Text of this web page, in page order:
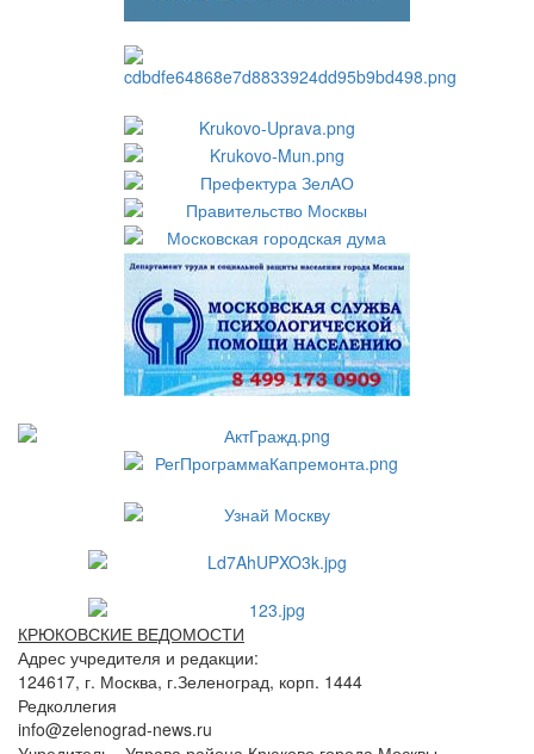
КРЮКОВСКИЕ ВЕДОМОСТИ
Адрес учредителя и редакции:
124617, г. Москва, г.Зеленоград, корп. 1444
Редколлегия
info@zelenograd-news.ru